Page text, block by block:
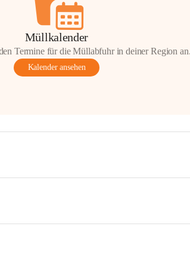
Müllkalender
Termine für die Müllabfuhr in deiner Region
Kalender ansehen